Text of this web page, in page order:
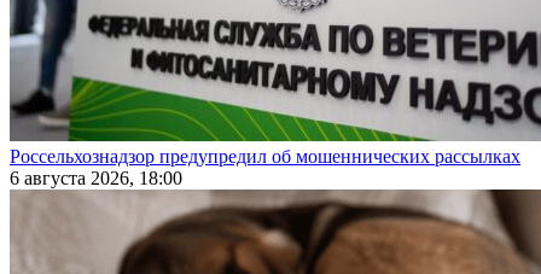
Россельхознадзор предупредил об мошеннических рассылках
6 августа 2026, 18:00